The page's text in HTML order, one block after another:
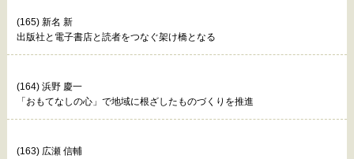
(165) 新名 新
出版社と電子書店と読者をつなぐ架け橋となる
(164) 浜野 慶一
「おもてなしの心」で地域に根ざしたものづくりを推進
(163) 広瀬 信輔